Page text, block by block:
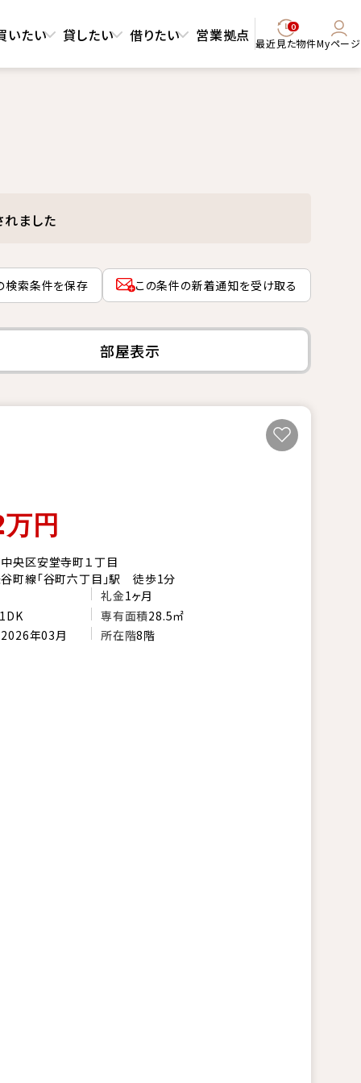
いたい 貸したい 借りたい 営業拠点 0
最近見た物件Myページ
れました
検索条件を保存 この条件の新着通知を受け取る
部屋表示
万円
央区安堂寺町１丁目
町線「谷町六丁目」駅 徒歩1分
礼金1ヶ月
1DK 専有面積28.5㎡
2026年03月 所在階8階